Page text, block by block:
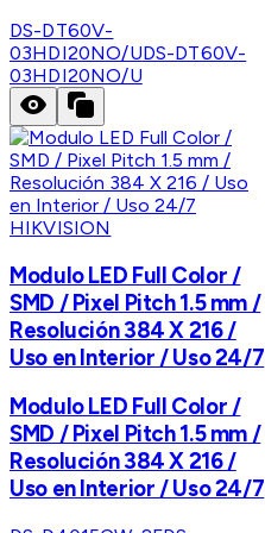
DS-DT60V-
03HDI20NO/UDS-DT60V-
03HDI20NO/U
HIKVISION
Modulo LED Full Color /
SMD / Pixel Pitch 1.5 mm /
Resolución 384 X 216 /
Uso en Interior / Uso 24/7
Modulo LED Full Color /
SMD / Pixel Pitch 1.5 mm /
Resolución 384 X 216 /
Uso en Interior / Uso 24/7